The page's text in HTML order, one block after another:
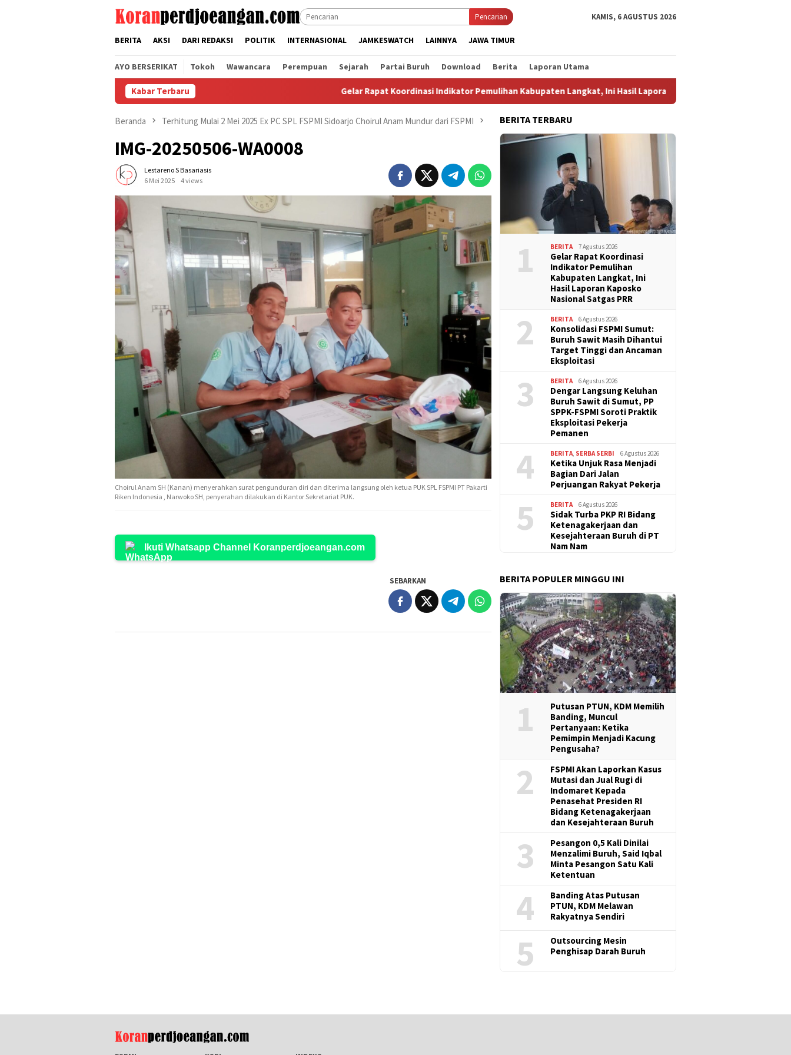
Pencarian KAMIS, 6 AGUSTUS 2026
BERITA AKSI DARI REDAKSI POLITIK INTERNASIONAL JAMKESWATCH LAINNYA JAWA TIMUR
AYO BERSERIKAT Tokoh Wawancara Perempuan Sejarah Partai Buruh Download Berita Laporan Utama
Kabar Terbaru Gelar Rapat Koordinasi Indikator Pemulihan Kabupaten Langkat, Ini Hasil Laporan Kaposko Nasional Satgas PRR
Beranda Terhitung Mulai 2 Mei 2025 Ex PC SPL FSPMI Sidoarjo Choirul Anam Mundur dari FSPMI
IMG-20250506-WA0008
Lestareno S Basariasis
6 Mei 2025
4 views
Choirul Anam SH (Kanan) menyerahkan surat pengunduran diri dan diterima langsung oleh ketua PUK SPL FSPMI PT Pakarti
Riken Indonesia , Narwoko SH, penyerahan dilakukan di Kantor Sekretariat PUK.
Ikuti Whatsapp Channel Koranperdjoeangan.com
SEBARKAN
BERITA TERBARU
1 BERITA 7 Agustus 2026
Gelar Rapat Koordinasi
Indikator Pemulihan
Kabupaten Langkat, Ini
Hasil Laporan Kaposko
Nasional Satgas PRR
2 BERITA 6 Agustus 2026
Konsolidasi FSPMI Sumut:
Buruh Sawit Masih Dihantui
Target Tinggi dan Ancaman
Eksploitasi
3 BERITA 6 Agustus 2026
Dengar Langsung Keluhan
Buruh Sawit di Sumut, PP
SPPK-FSPMI Soroti Praktik
Eksploitasi Pekerja
Pemanen
4 BERITA SERBA SERBI 6 Agustus 2026
Ketika Unjuk Rasa Menjadi
Bagian Dari Jalan
Perjuangan Rakyat Pekerja
5 BERITA 6 Agustus 2026
Sidak Turba PKP RI Bidang
Ketenagakerjaan dan
Kesejahteraan Buruh di PT
Nam Nam
BERITA POPULER MINGGU INI
1
Putusan PTUN, KDM Memilih
Banding, Muncul
Pertanyaan: Ketika
Pemimpin Menjadi Kacung
Pengusaha?
2
FSPMI Akan Laporkan Kasus
Mutasi dan Jual Rugi di
Indomaret Kepada
Penasehat Presiden RI
Bidang Ketenagakerjaan
dan Kesejahteraan Buruh
3
Pesangon 0,5 Kali Dinilai
Menzalimi Buruh, Said Iqbal
Minta Pesangon Satu Kali
Ketentuan
4
Banding Atas Putusan
PTUN, KDM Melawan
Rakyatnya Sendiri
5
Outsourcing Mesin
Penghisap Darah Buruh